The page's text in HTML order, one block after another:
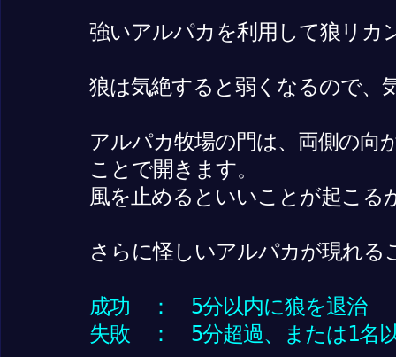
強いアルパカを利用して狼リカ
狼は気絶すると弱くなるので、
アルパカ牧場の門は、両側の向
ことで開きます。
風を止めるといいことが起こる
さらに怪しいアルパカが現れる
成功 ： 5分以内に狼を退治
失敗 ： 5分超過、または1名